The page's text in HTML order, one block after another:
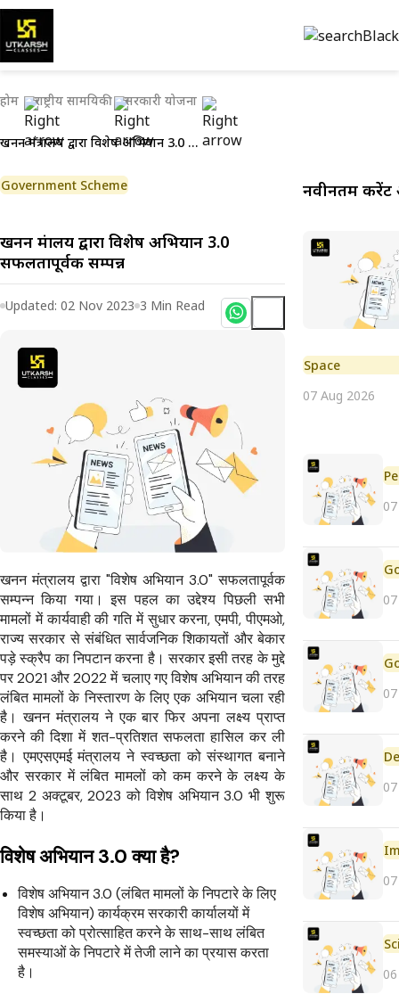
होम राष्ट्रीय सामयिकी सरकारी योजना
खनन मंत्रालय द्वारा विशेष अभियान 3.0 सफलतापूर्वक सम्पन्न
Government Scheme
खनन मंत्रालय द्वारा विशेष अभियान 3.0
सफलतापूर्वक सम्पन्न
Updated: 02 Nov 2023 3 Min Read
खनन मंत्रालय द्वारा "विशेष अभियान 3.0" सफलतापूर्वक
सम्पन्न किया गया। इस पहल का उद्देश्य पिछली सभी
मामलों में कार्यवाही की गति में सुधार करना, एमपी, पीएमओ,
राज्य सरकार से संबंधित सार्वजनिक शिकायतों और बेकार
पड़े स्क्रैप का निपटान करना है। सरकार इसी तरह के मुद्दे
पर 2021 और 2022 में चलाए गए विशेष अभियान की तरह
लंबित मामलों के निस्तारण के लिए एक अभियान चला रही
है। खनन मंत्रालय ने एक बार फिर अपना लक्ष्य प्राप्त
करने की दिशा में शत-प्रतिशत सफलता हासिल कर ली
है। एमएसएमई मंत्रालय ने स्वच्छता को संस्थागत बनाने
और सरकार में लंबित मामलों को कम करने के लक्ष्य के
साथ 2 अक्टूबर, 2023 को विशेष अभियान 3.0 भी शुरू
किया है।
विशेष अभियान 3.0 क्या है?
विशेष अभियान 3.0 (लंबित मामलों के निपटारे के लिए
विशेष अभियान) कार्यक्रम सरकारी कार्यालयों में
स्वच्छता को प्रोत्साहित करने के साथ-साथ लंबित
समस्याओं के निपटारे में तेजी लाने का प्रयास करता
है।
नवीनतम करेंट
Space
07 Aug 2026